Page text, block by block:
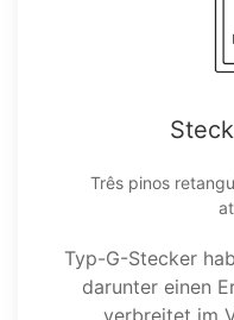
Três pinos
Typ-G-Stecker
darunter einen
verbreitet im